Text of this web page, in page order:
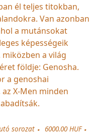
él teljes titokban,
Van azonban
a mutánsokat
képességeik
a világ
földje: Genosha.
a genoshai
X-Men minden
sorozat
6000.00 HUF